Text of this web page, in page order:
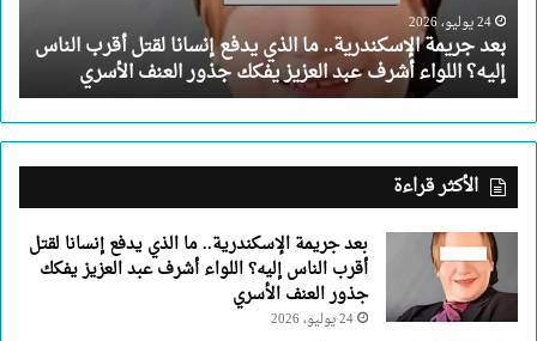
لقتل
أقرب
الناس
إليه؟
اللواء
أشرف
عبد
العزيز
جذور
العنف
الأسري
24 يوليو، 2026
بعد جريمة الإسكندرية.. ما الذي يدفع إنسانا لقتل أقرب الناس
إليه؟ اللواء أشرف عبد العزيز يفكك جذور العنف الأسري
الأكثر قراءة
بعد جريمة الإسكندرية.. ما الذي يدفع إنسانا لقتل
أقرب الناس إليه؟ اللواء أشرف عبد العزيز يفكك
جذور العنف الأسري
24 يوليو، 2026